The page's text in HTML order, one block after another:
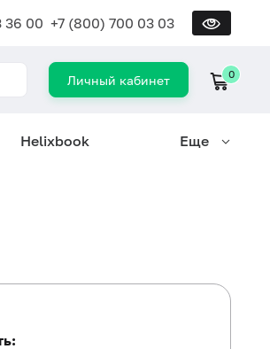
36 00 +7 (800) 700 03 03
Личный кабинет 0
Helixbook Еще